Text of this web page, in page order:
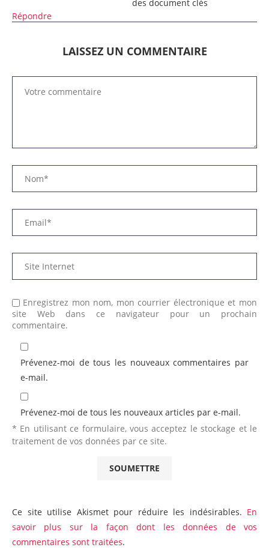
des document clés
Répondre
LAISSEZ UN COMMENTAIRE
Enregistrez mon nom, mon courrier électronique et mon
site Web dans ce navigateur pour un prochain
commentaire.
Prévenez-moi de tous les nouveaux commentaires par
e-mail.
Prévenez-moi de tous les nouveaux articles par e-mail.
* En utilisant ce formulaire, vous acceptez le stockage et le
traitement de vos données par ce site.
Ce site utilise Akismet pour réduire les indésirables. En
savoir plus sur la façon dont les données de vos
commentaires sont traitées.